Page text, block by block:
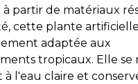
à partir de matériaux
cette plante
adaptée aux
tropicaux. Elle se
l'eau claire et